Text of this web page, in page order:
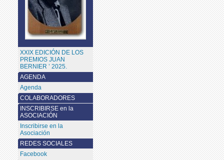
AGENDA
Agenda
COLABORADORES
INSCRIBIRSE en la
ASOCIACIÓN
Inscribirse en la
Asociación
XXIX EDICIÓN DE LOS
PREMIOS JUAN
BERNIER ’ 2025.
REDES SOCIALES
Facebook